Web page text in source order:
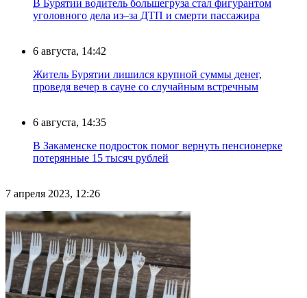
В Бурятии водитель большегруза стал фигурантом
уголовного дела из–за ДТП и смерти пассажира
6 августа, 14:42
Житель Бурятии лишился крупной суммы денег,
проведя вечер в сауне со случайным встречным
6 августа, 14:35
В Закаменске подросток помог вернуть пенсионерке
потерянные 15 тысяч рублей
7 апреля 2023, 12:26